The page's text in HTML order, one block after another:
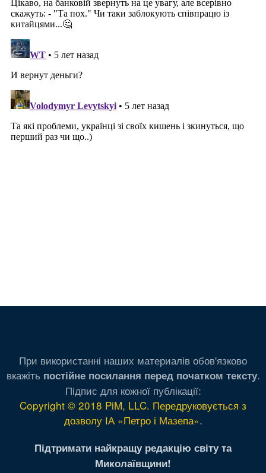
При використанні наших материалів обов'язково
вкажіть постійне посилання перед початком тексту.
Підпис для кожної публікації:
Copyright © 2018 PiM, LLC. Передруковується з
дозволу ІА «Петро і Мазепа».
Підтримати найкращу редакцію світу та
Миколаївщини!